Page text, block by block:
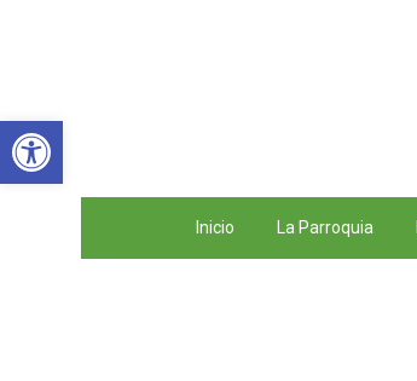
Inicio La Parroquia
Abrir barra de herramientas